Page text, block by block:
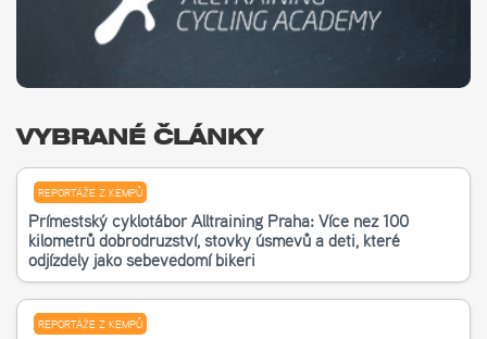
VYBRANÉ ČLÁNKY
REPORTÁŽE Z KEMPŮ
Příměstský cyklotábor Alltraining Praha: Více než 100
kilometrů dobrodružství, stovky úsměvů a děti, které
odjížděly jako sebevědomí bikeři
REPORTÁŽE Z KEMPŮ